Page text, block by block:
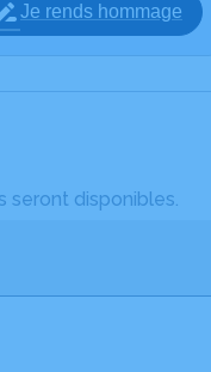
Je rends hommage
seront disponibles.